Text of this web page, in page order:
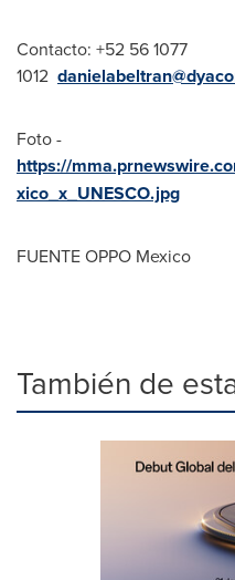
Contacto: +52 56 1077
1012
Foto -
https://
xico_x_UNESCO.jpg
FUENTEOPPO Mexico
También de